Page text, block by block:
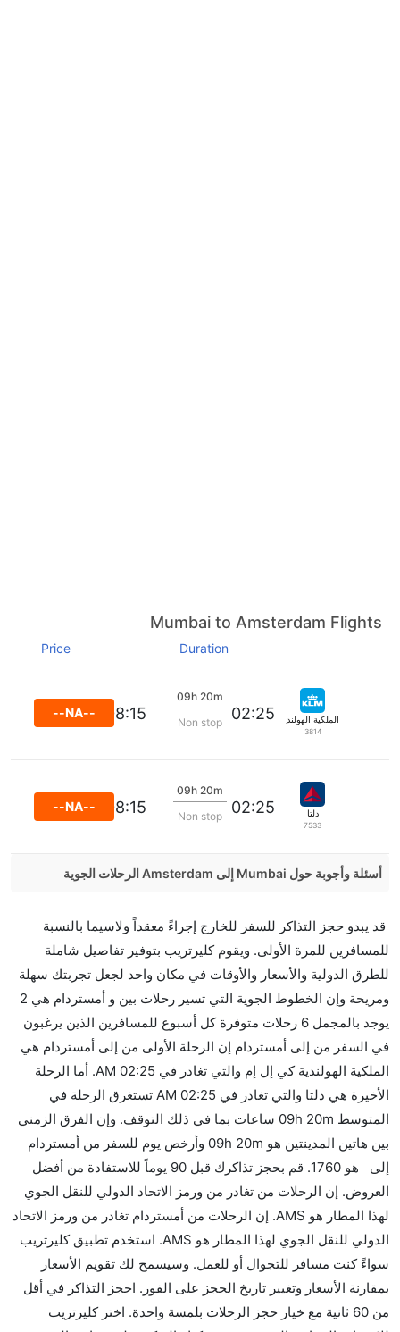
Mumbai to Amsterdam Flights
Duration
Price
الملكية الهولندية كي إل إم
3814
02:25
09h 20m
Non stop
08:15
--NA--
دلتا
7533
02:25
09h 20m
Non stop
08:15
--NA--
أسئلة وأجوبة حول Mumbai إلى Amsterdam الرحلات الجوية
مباشرة من إلىأمستردام مما تستغرقه الخطوط الجوية
الأخرى؟
نعم. توفر كل من Etihad Airways أسرع رحلات الطيران
على هذا الطريق،
هل توفر شركات الطيران مساحة إضافية للنوم؟
كثير من خطوط طيران درجة رجال الأعمال توفر مساحة
إضافية للنوم.
هل يمكنني حمل طعامي الخاص؟
نعم، يمكنك حمل طعامك الخاص، و لكن يجب أن يكون معبئا
بشكل جيد.
هل سيقدم لي الكحول على متن رحلة من إلى أمستردام؟
لا تقدم شركة الطيران الكحول على متن رحلة داخلية. يتم
تقديم الكحول على متن الرحلات الدولية فقط.
ما متوسط أسعار رحلة الدرجة الاقتصادية من إلى
أمستردام؟
تتراوح أسعار رحلة الدرجة الاقتصادية من AED 1760 إلى
قد يبدو حجز التذاكر للسفر للخارج إجراءً معقداً ولاسيما بالنسبة
للمسافرين للمرة الأولى. ويقوم كليرتريب بتوفير تفاصيل شاملة
للطرق الدولية والأسعار والأوقات في مكان واحد لجعل تجربتك سهلة
ومريحة وإن الخطوط الجوية التي تسير رحلات بين و أمستردام هي 2
يوجد بالمجمل 6 رحلات متوفرة كل أسبوع للمسافرين الذين يرغبون
في السفر من إلى أمستردام إن الرحلة الأولى من إلى أمستردام هي
الملكية الهولندية كي إل إم والتي تغادر في 02:25 AM. أما الرحلة
الأخيرة هي دلتا والتي تغادر في 02:25 AM تستغرق الرحلة في
المتوسط 09h 20m ساعات بما في ذلك التوقف. وإن الفرق الزمني
بين هاتين المدينتين هو 09h 20m وأرخص يوم للسفر من أمستردام
إلى هو 1760. قم بحجز تذاكرك قبل 90 يوماً للاستفادة من أفضل
العروض. إن الرحلات من تغادر من ورمز الاتحاد الدولي للنقل الجوي
لهذا المطار هو AMS. إن الرحلات من أمستردام تغادر من ورمز الاتحاد
الدولي للنقل الجوي لهذا المطار هو AMS. استخدم تطبيق كليرتريب
سواءً كنت مسافر للتجوال أو للعمل. وسيسمح لك تقويم الأسعار
بمقارنة الأسعار وتغيير تاريخ الحجز على الفور. احجز التذاكر في أقل
من 60 ثانية مع خيار حجز الرحلات بلمسة واحدة. اختر كليرتريب